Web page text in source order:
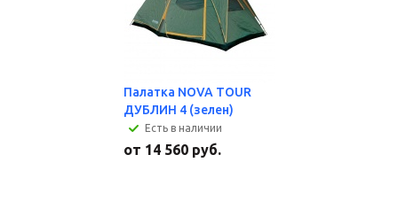
Палатка NOVA TOUR
ДУБЛИН 4 (зелен)
Есть в наличии
от 14 560 руб.